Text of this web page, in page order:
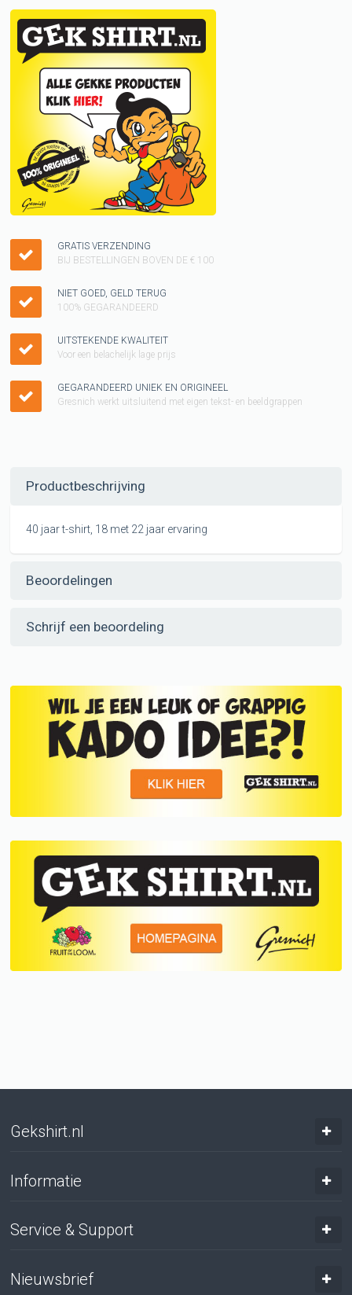
GRATIS VERZENDING
BIJ BESTELLINGEN BOVEN DE € 100
NIET GOED, GELD TERUG
100% GEGARANDEERD
UITSTEKENDE KWALITEIT
Voor een belachelijk lage prijs
GEGARANDEERD UNIEK EN ORIGINEEL
Gresnich werkt uitsluitend met eigen tekst- en beeldgrappen
Productbeschrijving
40 jaar t-shirt, 18 met 22 jaar ervaring
Beoordelingen
Schrijf een beoordeling
Gekshirt.nl
Informatie
Service & Support
Nieuwsbrief